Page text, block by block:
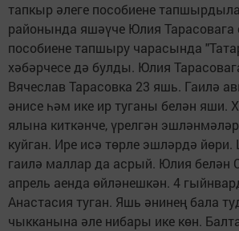
тапкыр әлеге пособиене
районында яшәүче Юлия Тарасовага
пособиене тапшыру чарасында
хәбәрчесе дә булды. Юлия
Вячеслав Тарасовка 23 яшь. Гаилә
әнисе һәм ике ир туганы белән яши.
ялына киткәнче, үрелгән
куйган. Ире исә төрле эшләрдә йөри.
гаилә маллар да асрый. Юлия белән
апрель аенда өйләнешкән. 4
Анастасия туган. Яшь әнинең бала
чыкканына әле нибары ике көн.